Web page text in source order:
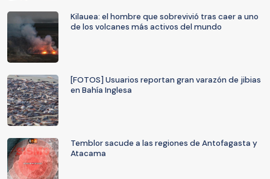
Kilauea: el hombre que sobrevivió tras caer a uno
de los volcanes más activos del mundo
[FOTOS] Usuarios reportan gran varazón de jibias
en Bahía Inglesa
Temblor sacude a las regiones de Antofagasta y
Atacama